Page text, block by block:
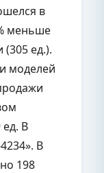
в
меньше
(305 ед.).
моделей
ед. В
В
198